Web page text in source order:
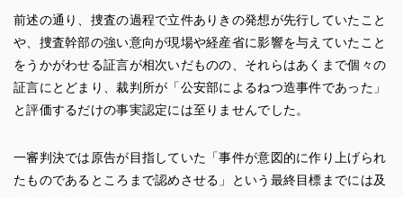
前述の通り、捜査の過程で立件ありきの発想が先行していたこと
や、捜査幹部の強い意向が現場や経産省に影響を与えていたこと
をうかがわせる証言が相次いだものの、それらはあくまで個々の
証言にとどまり、裁判所が「公安部によるねつ造事件であった」
と評価するだけの事実認定には至りませんでした。
一審判決では原告が目指していた「事件が意図的に作り上げられ
たものであるところまで認めさせる」という最終目標までには及